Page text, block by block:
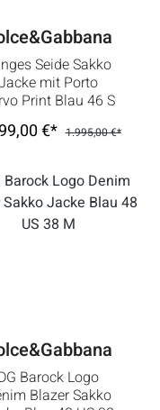
Seide Sakko
mit Porto
Print Blau 46 S
M
€* 1.995,00 €*
Barock Logo
Blazer Sakko